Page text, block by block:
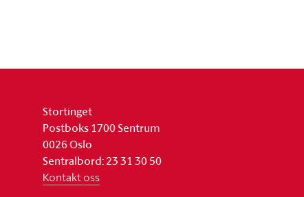
Stortinget
Postboks 1700 Sentrum
0026 Oslo
Sentralbord: 23 31 30 50
Kontakt oss